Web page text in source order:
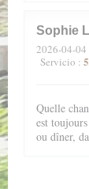
Sophie L
2026-04-04
Servicio : 5
Quelle
est
ou dîner,